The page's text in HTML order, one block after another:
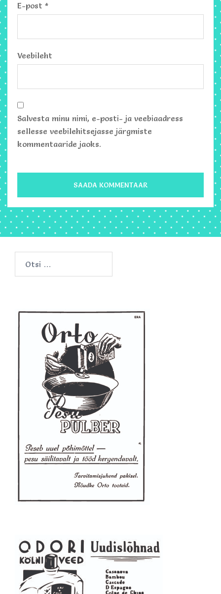
E-post *
Veebileht
Salvesta minu nimi, e-posti- ja veebiaadress
sellesse veebilehitsejasse järgmiste
kommentaaride jaoks.